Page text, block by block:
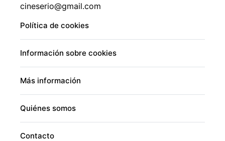
cineserio@gmail.com
Política de cookies
Información sobre cookies
Más información
Quiénes somos
Contacto